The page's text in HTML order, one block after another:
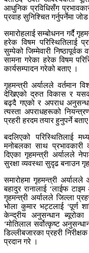
आधुनिक प्रविधिसँग
प्रवाह सुनिश्चित गर्नुपर्नेमा
समारोहलाई सम्बोधनन गर्दै
हरेक विषम परिस्थितिलाई
सुम्पेको जिम्मेवारी
सामना गरेका हरेक विषम
कार्यसम्पादन गरेको बताए ।
गृहमन्त्री अर्यालले वर्तमान
देखिएको द्रुत विकास र
बढ्दै गएको र अपराध
त्यस्ता अपराधहरूको
प्रहरी हरदम तयार हुनुपर्ने
बदलिएको परिस्थितिलाई
मनोबलका साथ प्रभावकारी
दिएका गृहमन्त्री अर्यालले
सुरक्षा व्यवस्था सुदृढ बनाउन
समारोहमा गृहमन्त्री अर्यालले
बहादुर रानालाई ‘लाईफ
गृहमन्त्री अर्यालले जिल्ला
भोला कुमार भट्टलाई ‘पूर्ण
केन्द्रीय अनुसन्धान ब्यूरोका
‘मोतिलाल सर्वोत्कृष्ट
डिल्लीबजारका प्रहरी
प्रदान गरे ।